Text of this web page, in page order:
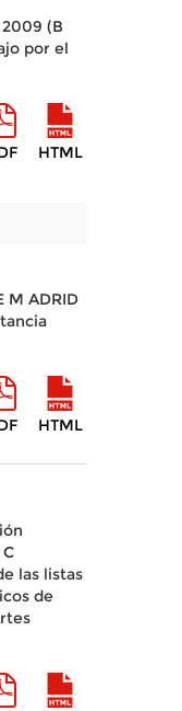
(B
por el
HTML
M ADRID
HTML
las listas
de